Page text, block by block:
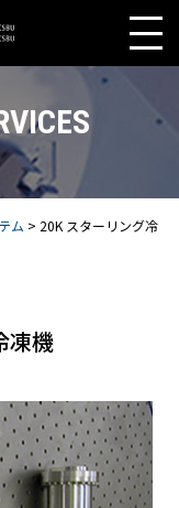
ム > 20K スターリング冷
凍機